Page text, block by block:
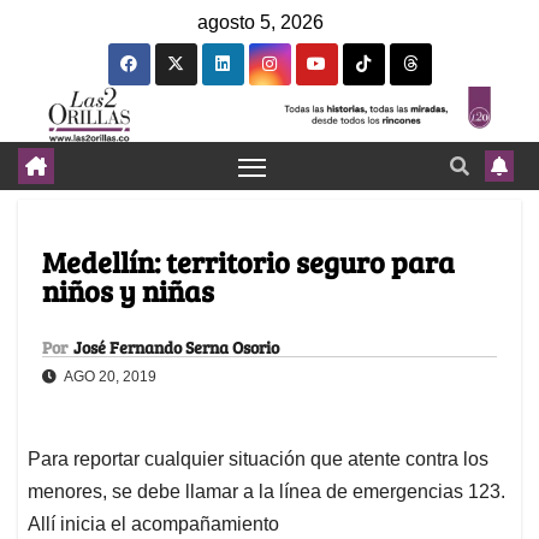
agosto 5, 2026
Medellín: territorio seguro para
niños y niñas
Por José Fernando Serna Osorio
AGO 20, 2019
Para reportar cualquier situación que atente contra los
menores, se debe llamar a la línea de emergencias 123.
Allí inicia el acompañamiento